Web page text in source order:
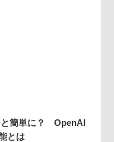
と簡単に？ OpenAI
とは